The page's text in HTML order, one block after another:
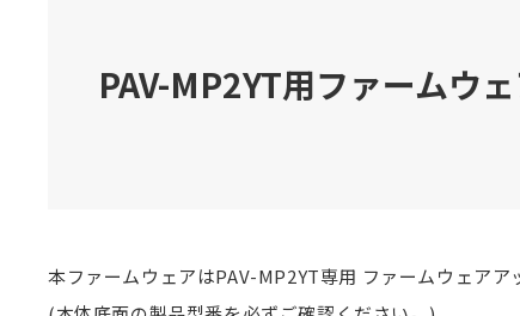
PAV-MP2YT用ファームウ
本ファームウェアはPAV-MP2YT専用 ファームウェアア